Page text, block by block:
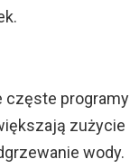
częste programy
zużycie
wody.